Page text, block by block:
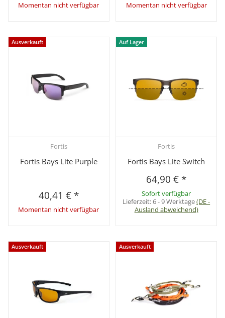
Momentan nicht verfügbar Momentan nicht verfügbar
Ausverkauft
Fortis
Fortis Bays Lite Purple
40,41 € *
Momentan nicht verfügbar
Auf Lager
Fortis
Fortis Bays Lite Switch
64,90 € *
Sofort verfügbar
Lieferzeit:6 - 9 Werktage(DE -
Ausland abweichend)
Ausverkauft Ausverkauft